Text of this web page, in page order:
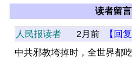
读者留言
人民报读者 2月前
【回复
中共邪教垮掉时，全世界都